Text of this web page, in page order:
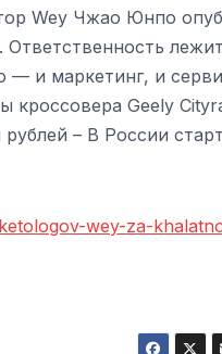
Wey Чжао Юнпо
— и маркетинг, и
Geely
– В России
wey-za-